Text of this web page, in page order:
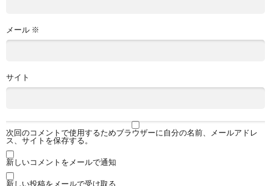
メール ※
サイト
次回のコメントで使用するためブラウザーに自分の名前、メールアドレ
ス、サイトを保存する。
新しいコメントをメールで通知
新しい投稿をメールで受け取る